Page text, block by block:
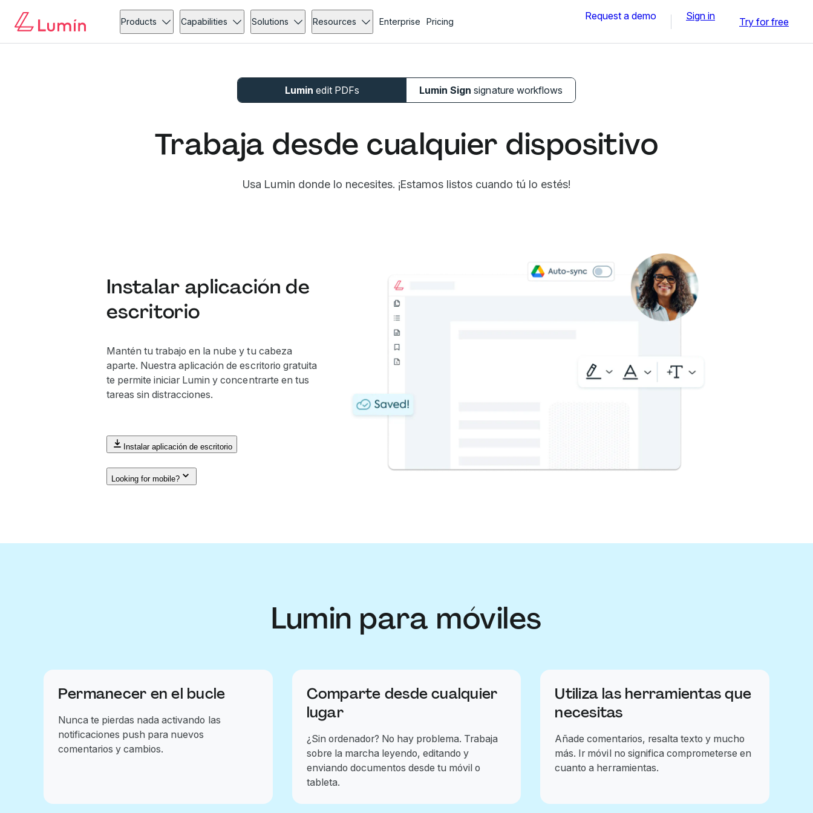
Products Capabilities Solutions Resources Enterprise Pricing Request a demo Sign in Try for free
Luminedit PDFs Lumin Signsignature workflows
Trabaja desde cualquier dispositivo
Usa Lumin donde lo necesites. ¡Estamos listos cuando tú lo estés!
Instalar aplicación de
escritorio
Mantén tu trabajo en la nube y tu cabeza
aparte. Nuestra aplicación de escritorio gratuita
te permite iniciar Lumin y concentrarte en tus
tareas sin distracciones.
Instalar aplicación de escritorio
Looking for mobile?
Lumin para móviles
Permanecer en el bucle
Nunca te pierdas nada activando las
notificaciones push para nuevos
comentarios y cambios.
Comparte desde cualquier
lugar
¿Sin ordenador? No hay problema. Trabaja
sobre la marcha leyendo, editando y
enviando documentos desde tu móvil o
tableta.
Utiliza las herramientas que
necesitas
Añade comentarios, resalta texto y mucho
más. Ir móvil no significa comprometerse en
cuanto a herramientas.